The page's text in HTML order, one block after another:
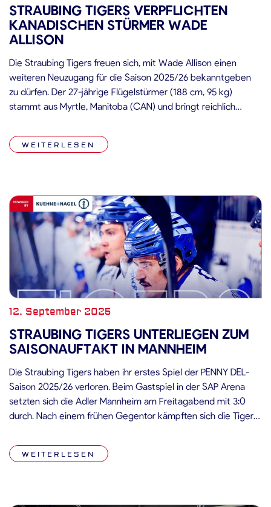
STRAUBING TIGERS VERPFLICHTEN
KANADISCHEN STÜRMER WADE
ALLISON
Die Straubing Tigers freuen sich, mit Wade Allison einen
weiteren Neuzugang für die Saison 2025/26 bekanntgeben
zu dürfen. Der 27-jährige Flügelstürmer (188 cm, 95 kg)
stammt aus Myrtle, Manitoba (CAN) und bringt reichlich
2016 in der 2. Runde (#52 overall) von den Philadelphia Flyers
gezogen und absolvierte […]
WEITERLESEN
12. September 2025
STRAUBING TIGERS UNTERLIEGEN ZUM
SAISONAUFTAKT IN MANNHEIM
Die Straubing Tigers haben ihr erstes Spiel der PENNY DEL-
Saison 2025/26 verloren. Beim Gastspiel in der SAP Arena
setzten sich die Adler Mannheim am Freitagabend mit 3:0
durch. Nach einem frühen Gegentor kämpften sich die Tigers
Spiel Ein denkbar ungünstiger Start für die Straubing Tigers:
[…]WEITERLESEN